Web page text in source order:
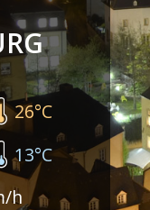
26°C
13°C
h